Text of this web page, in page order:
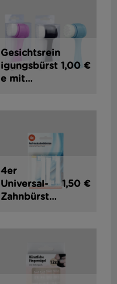
Gesichtsrein
igungsbürst
e mit
1,00 €
4er
Universal-
Zahnbürsten
1,50 €